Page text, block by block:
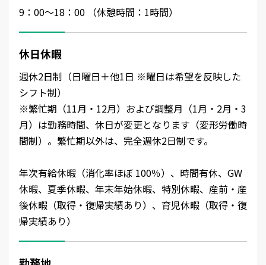
9：00～18：00 （休憩時間：1時間）
休日休暇
週休2日制（日曜日＋他1日 ※曜日は希望を反映した
シフト制）
※繁忙期（11月・12月）および調整月（1月・2月・3
月）は勤務時間、休日が変更となります（変形労働時
間制）。繁忙期以外は、完全週休2日制です。
年次有給休暇（消化率ほぼ 100％）、時間有休、GW
休暇、夏季休暇、年末年始休暇、特別休暇、産前・産
後休暇（取得・復帰実績あり）、育児休暇（取得・復
帰実績あり）